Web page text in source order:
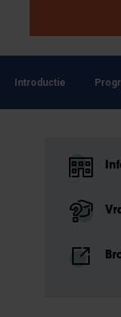
Introductie